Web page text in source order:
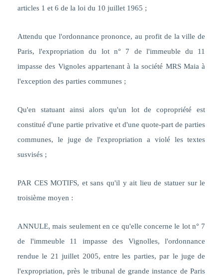
articles 1 et 6 de la loi du 10 juillet 1965 ;
Attendu que l'ordonnance prononce, au profit de la ville de
Paris, l'expropriation du lot n° 7 de l'immeuble du 11
impasse des Vignoles appartenant à la société MRS Maia à
l'exception des parties communes ;
Qu'en statuant ainsi alors qu'un lot de copropriété est
constitué d'une partie privative et d'une quote-part de parties
communes, le juge de l'expropriation a violé les textes
susvisés ;
PAR CES MOTIFS, et sans qu'il y ait lieu de statuer sur le
troisième moyen :
ANNULE, mais seulement en ce qu'elle concerne le lot n° 7
de l'immeuble 11 impasse des Vignolles, l'ordonnance
rendue le 21 juillet 2005, entre les parties, par le juge de
l'expropriation, près le tribunal de grande instance de Paris